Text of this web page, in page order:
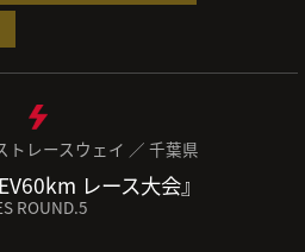
レースウェイ ／ 千葉県
レース大会』
ROUND.5